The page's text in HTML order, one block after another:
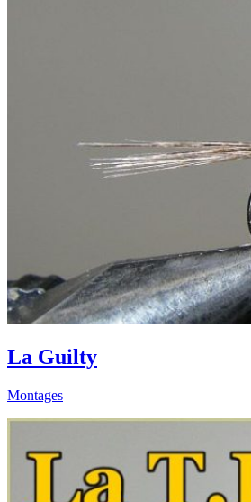
La Guilty
Montages